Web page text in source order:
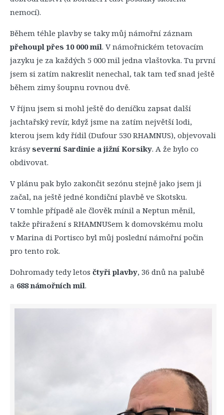
nemocí).
Během téhle plavby se taky můj námořní záznam
přehoupl přes 10 000 mil. V námořnickém tetovacím
jazyku je za každých 5 000 mil jedna vlaštovka. Tu první
jsem si zatím nakreslit nenechal, tak tam teď snad ještě
během zimy šoupnu rovnou dvě.
V říjnu jsem si mohl ještě do deníčku zapsat další
jachtařský revír, když jsme na zatím největší lodi,
kterou jsem kdy řídil (Dufour 530 RHAMNUS), objevovali
krásyseverní Sardinie a jižní Korsiky. A že bylo co
obdivovat.
V plánu pak bylo zakončit sezónu stejně jako jsem ji
začal, na ještě jedné kondiční plavbě ve Skotsku.
V tomhle případě ale člověk mínil a Neptun měnil,
takže přiražení s RHAMNUSem k domovskému molu
v Marina di Portisco byl můj poslední námořní počin
pro tento rok.
Dohromady tedy letos čtyři plavby, 36 dnů na palubě
a 688 námořních mil.